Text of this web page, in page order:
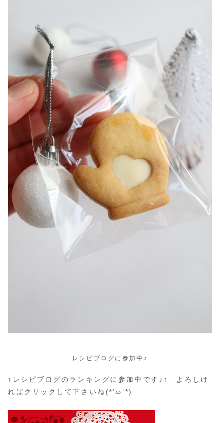
レシピブログに参加中♪
↑レシピブログのランキングに参加中です♪↑ よろしけ
ればクリックして下さいね(*’ω’*)